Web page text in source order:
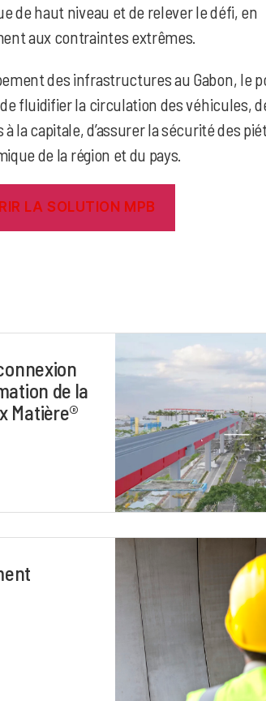
de haut niveau et de relever le défi, en
aux contraintes extrêmes.
des infrastructures au Gabon, le
de fluidifier la circulation des véhicules,
la capitale, d’assurer la sécurité des
de la région et du pays.
LA SOLUTION MPB
de la
Matière®